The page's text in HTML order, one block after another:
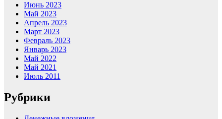
Июнь 2023
Май 2023
Апрель 2023
Март 2023
Февраль 2023
Январь 2023
Май 2022
Май 2021
Июль 2011
Рубрики